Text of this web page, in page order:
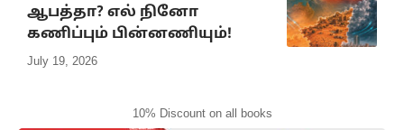
ஆபத்தா? எல் நினோ
கணிப்பும் பின்னணியும்!
July 19, 2026
10% Discount on all books